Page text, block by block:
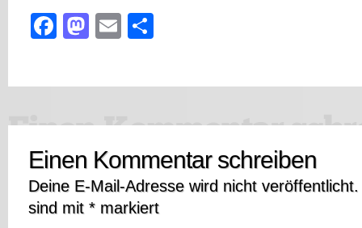
Facebook
Mastodon
Email
Einen Kommentar schreiben
Deine E-Mail-Adresse wird nicht veröffentlicht.
sind mit * markiert